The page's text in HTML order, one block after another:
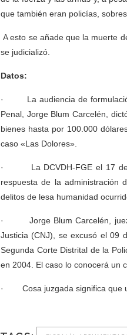
que también eran policías,
A esto se añade que la muerte
se judicializó.
Datos:
· La audiencia de formulación
Penal, Jorge Blum Carcelén,
bienes hasta por 100.000
caso «Las Dolores».
· La DCVDH-FGE el 17 de
respuesta de la administración
delitos de lesa humanidad
· Jorge Blum Carcelén, juez
Justicia (CNJ), se excusó el 09
Segunda Corte Distrital de la
en 2004. El caso lo conocerá un
· Cosa juzgada significa que